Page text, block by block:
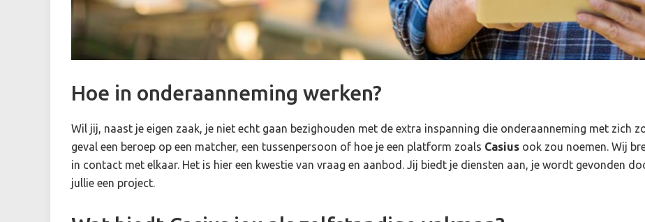
Hoe in onderaanneming werken?
Wil jij, naast je eigen zaak, je niet echt gaan bezighouden met de extra inspanning die onderaanneming met zich
geval een beroep op een matcher, een tussenpersoon of hoe je een platform zoals Casius ook zou noemen. Wij
in contact met elkaar. Het is hier een kwestie van vraag en aanbod. Jij biedt je diensten aan, je wordt gevonden
jullie een project.